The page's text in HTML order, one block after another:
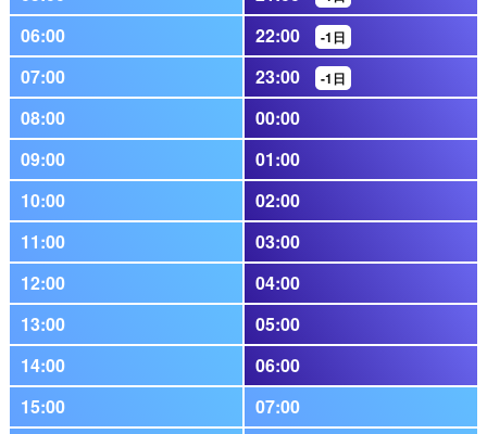
06:00 22:00 -1日
07:00 23:00 -1日
08:00
00:00
09:00
01:00
10:00
02:00
11:00
03:00
12:00
04:00
13:00
05:00
14:00
06:00
15:00
07:00